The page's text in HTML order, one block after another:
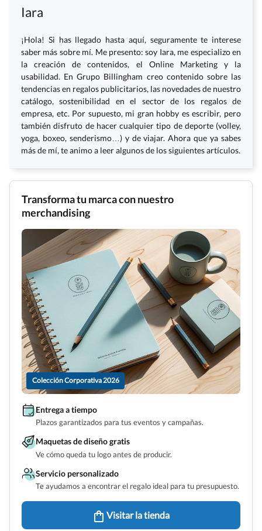
Iara
¡Hola! Si has llegado hasta aquí, seguramente te interese
saber más sobre mí. Me presento: soy Iara, me especializo en
la creación de contenidos, el Online Marketing y la
usabilidad. En Grupo Billingham creo contenido sobre las
tendencias en regalos publicitarios, las novedades de nuestro
catálogo, sostenibilidad en el sector de los regalos de
empresa, etc. Por supuesto, mi gran hobby es escribir, pero
también disfruto de hacer cualquier tipo de deporte (volley,
yoga, boxeo, senderismo…) y de viajar. Ahora que ya sabes
más de mí, te animo a leer algunos de los siguientes artículos.
Transforma tu marca con nuestro
merchandising
Colección Corporativa 2026
Entrega a tiempo
Plazos garantizados para tus eventos y campañas.
Maquetas de diseño gratis
Ve cómo queda tu logo antes de producir.
Servicio personalizado
Te ayudamos a encontrar el regalo ideal para tu presupuesto.
Visitar la tienda